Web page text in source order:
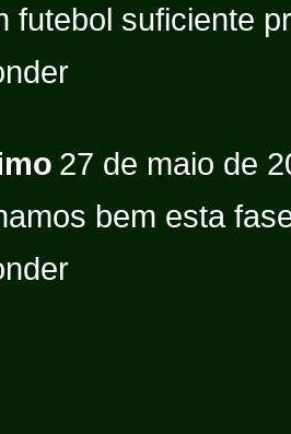
futebol suficiente
27 de maio de
bem esta